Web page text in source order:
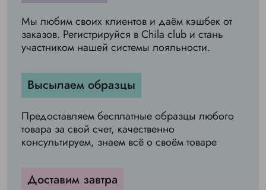
Мы любим своих клиентов и даём кэшбек от
заказов. Регистрируйся в Chila club и стань
участником нашей системы лояльности.
Высылаем образцы
Предоставляем бесплатные образцы любого
товара за свой счет, качественно
консультируем, знаем всё о своём товаре
Доставим завтра